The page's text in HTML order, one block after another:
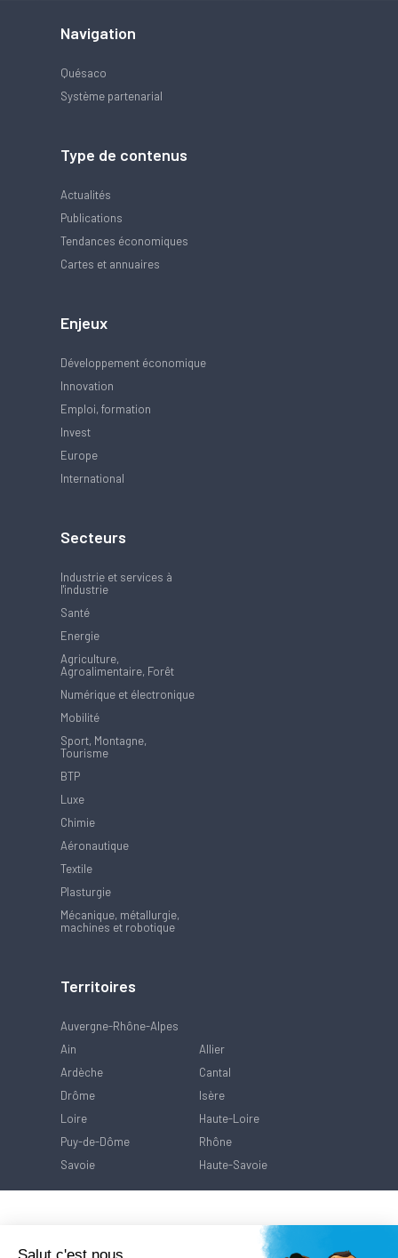
Navigation
Quésaco
Système partenarial
Type de contenus
Actualités
Publications
Tendances économiques
Cartes et annuaires
Enjeux
Développement économique
Innovation
Emploi, formation
Invest
Europe
International
Secteurs
Industrie et services à
l'industrie
Santé
Energie
Agriculture,
Agroalimentaire, Forêt
Numérique et électronique
Mobilité
Sport, Montagne,
Tourisme
BTP
Luxe
Chimie
Aéronautique
Textile
Plasturgie
Mécanique, métallurgie,
machines et robotique
Territoires
Auvergne-Rhône-Alpes
Ain
Allier
Ardèche
Cantal
Drôme
Isère
Loire
Haute-Loire
Puy-de-Dôme
Rhône
Savoie
Haute-Savoie